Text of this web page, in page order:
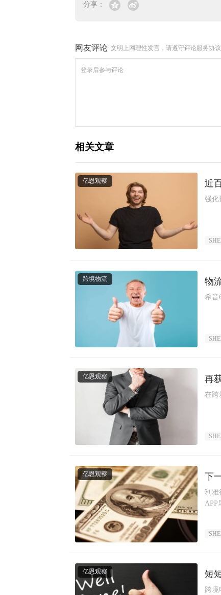
分享：
网友评论 文明上网理性发言，请遵守评论服务协议
相关文章
亿恩观察 近
强化
跨境物流 物
希音
亿恩观察 再
在跨
亿恩观察 下
利雅
APP
亿恩观察 短
跨境